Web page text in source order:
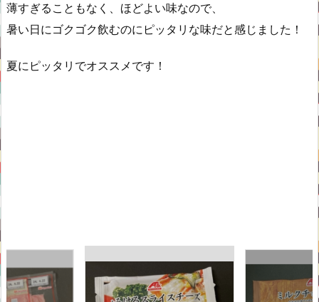
薄すぎることもなく、ほどよい味なので、
暑い日にゴクゴク飲むのにピッタリな味だと感じました！
夏にピッタリでオススメです！